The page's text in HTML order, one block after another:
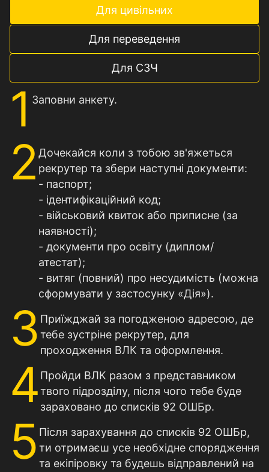
Для цивільних
Для переведення
Для СЗЧ
1 Заповни анкету.
2 Дочекайся коли з тобою зв'яжеться
рекрутер та збери наступні документи:
- паспорт;
- ідентифікаційний код;
- військовий квиток або приписне (за
наявностi);
- документи про освіту (диплом/
атестат);
- витяг (повний) про несудимість (можна
сформувати у застосунку «Дія»).
3 Приїжджай за погодженою адресою, де
тебе зустріне рекрутер, для
проходження ВЛК та оформлення.
4 Пройди ВЛК разом з представником
твого підрозділу, після чого тебе буде
зараховано до списків 92 ОШБр.
5 Після зарахування до списків 92 ОШБр,
ти отримаєш усе необхідне спорядження
та екіпіровку та будешь відправлений на